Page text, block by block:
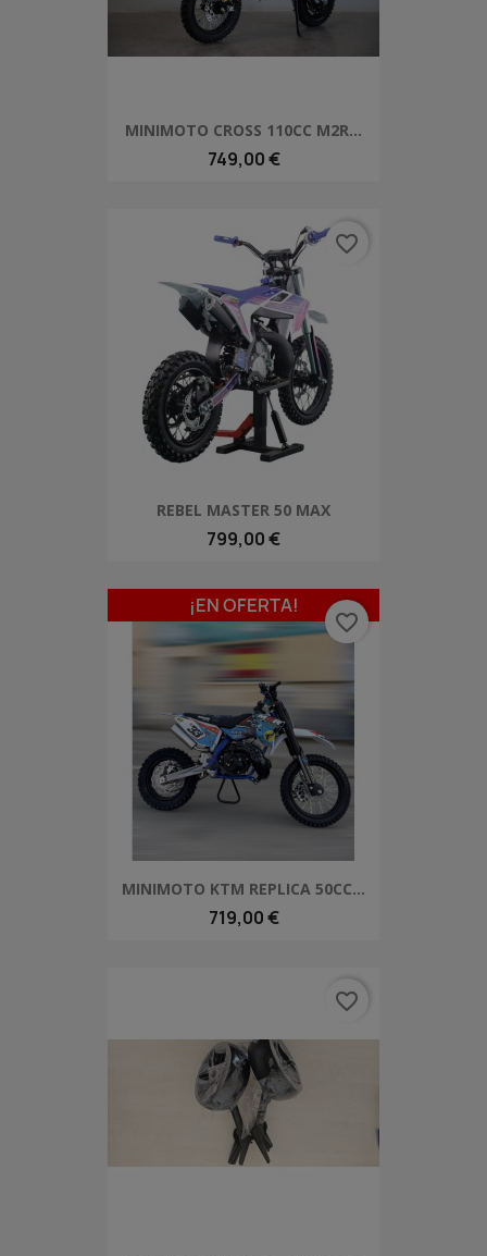
MINIMOTO CROSS 110CC M2R...
749,00 €
REBEL MASTER 50 MAX
799,00 €
favorite_border
MINIMOTO KTM REPLICA 50CC...
719,00 €
¡EN OFERTA!
favorite_border
favorite_border